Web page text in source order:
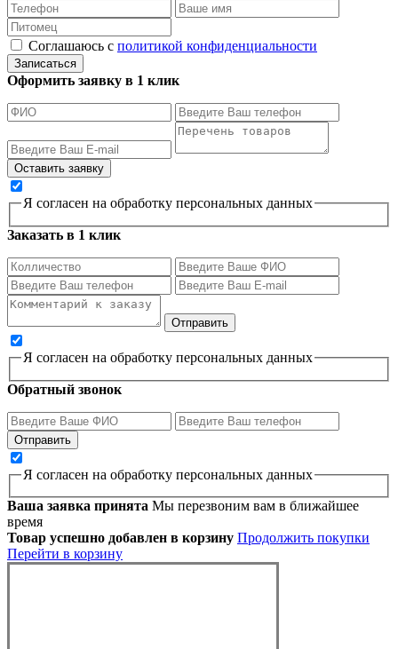
Соглашаюсь с политикой конфиденциальности
Записаться
Оформить заявку в 1 клик
Я согласен на обработку персональных данных
Заказать в 1 клик
Я согласен на обработку персональных данных
Обратный звонок
Я согласен на обработку персональных данных
Ваша заявка принята Мы перезвоним вам в ближайшее
время
Товар успешно добавлен в корзину Продолжить покупки
Перейти в корзину